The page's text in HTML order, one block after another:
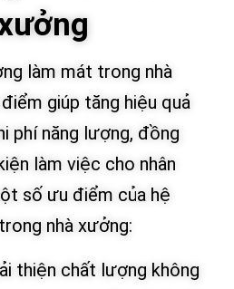
làm mát trong nhà
giúp tăng hiệu quả
phí năng lượng, đồng
làm việc cho nhân
số ưu điểm của hệ
nhà xưởng:
thiện chất lượng không